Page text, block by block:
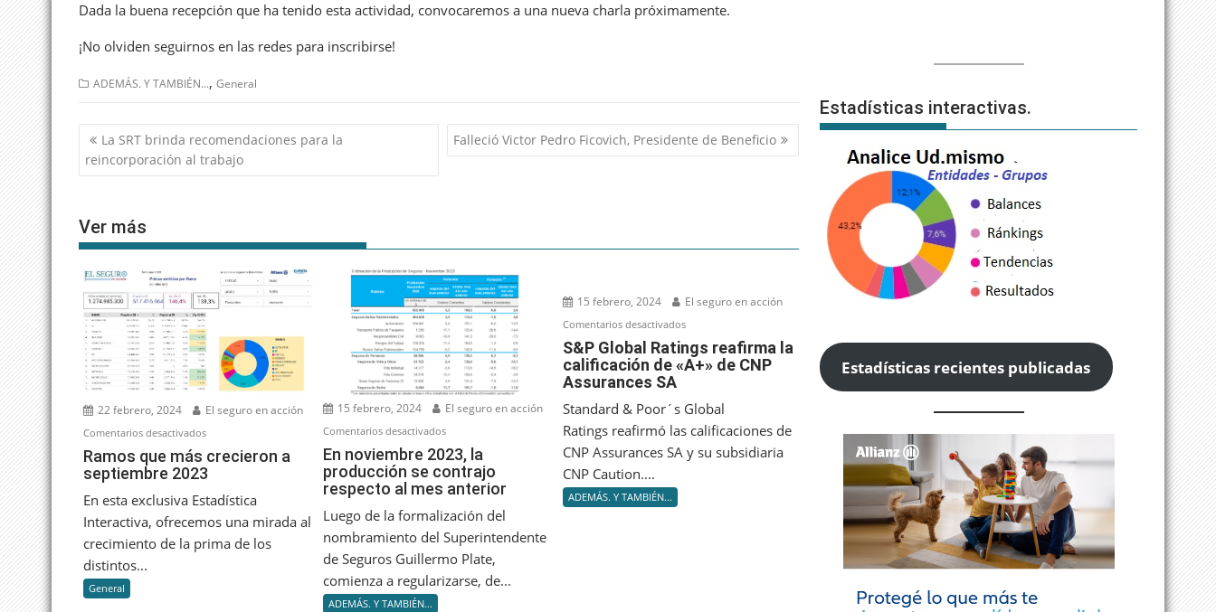
Dada la buena recepción que ha tenido esta actividad, convocaremos a una nueva charla próximamente.
¡No olviden seguirnos en las redes para inscribirse!
ADEMÁS. Y TAMBIÉN..., General
Navegación
de
entradas
La SRT brinda recomendaciones para la
reincorporación al trabajo
Falleció Victor Pedro Ficovich, Presidente de Beneficio
Ver más
22 febrero, 2024 El seguro en acción
Comentarios desactivadosen
Ramos
que
a
septiembre
Ramos que más crecieron a
septiembre 2023
En esta exclusiva Estadística
Interactiva, ofrecemos una mirada al
crecimiento de la prima de los
distintos...
General
15 febrero, 2024 El seguro en acción
Comentarios desactivadosen
En
noviembre
2023,
producción
respecto
En noviembre 2023, la
producción se contrajo
respecto al mes anterior
Luego de la formalización del
nombramiento del Superintendente
de Seguros Guillermo Plate,
comienza a regularizarse, de...
ADEMÁS. Y TAMBIÉN...
15 febrero, 2024 El seguro en acción
Comentarios desactivadosen
S&P
Global
reafirma
de
S&P Global Ratings reafirma la
calificación de «A+» de CNP
Assurances SA
Standard & Poor´s Global
Ratings reafirmó las calificaciones de
CNP Assurances SA y su subsidiaria
CNP Caution....
ADEMÁS. Y TAMBIÉN...
Estadísticas interactivas.
Estadísticas recientes publicadas